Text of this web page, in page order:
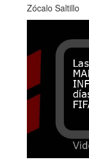
Zócalo Saltillo